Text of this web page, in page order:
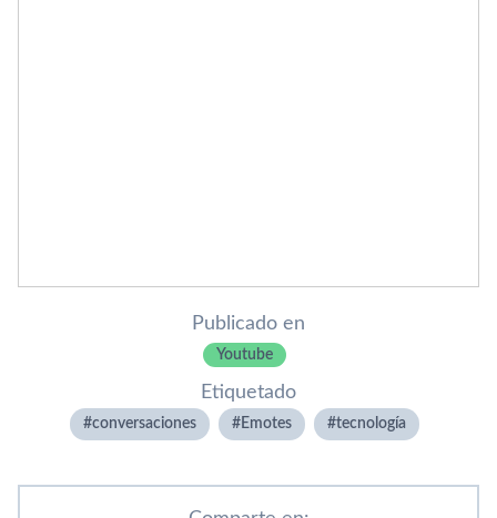
Publicado en
Youtube
Etiquetado
conversaciones Emotes tecnologí­a